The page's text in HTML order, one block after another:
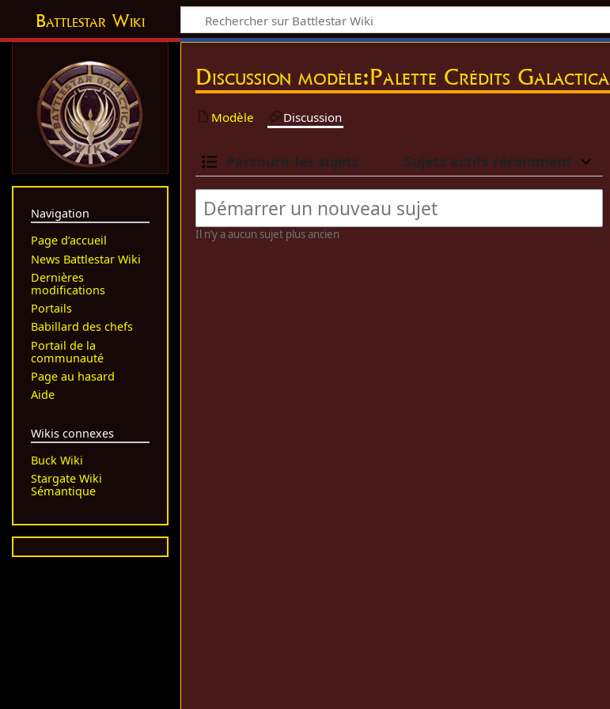
Battlestar Wiki
Discussion modèle:Palette Crédits Galactica
Modèle Discussion
Parcourir les sujets Sujets actifs récemment
Il n’y a aucun sujet plus ancien
Navigation
Page d’accueil
News Battlestar Wiki
Dernières
modifications
Portails
Babillard des chefs
Portail de la
communauté
Page au hasard
Aide
Wikis connexes
Buck Wiki
Stargate Wiki
Sémantique